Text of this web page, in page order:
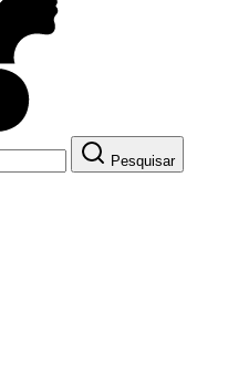
Pesquisar